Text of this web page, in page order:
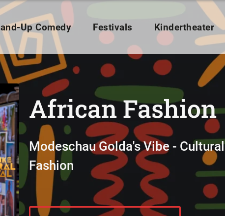
Up Comedy Festivals Kindertheater
African Fashion
Modeschau Golda's Vibe - Cultural
Fashion